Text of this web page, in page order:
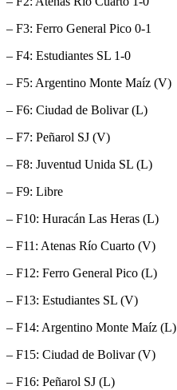
– F3: Ferro General Pico 0-1
– F4: Estudiantes SL 1-0
– F5: Argentino Monte Maíz (V)
– F6: Ciudad de Bolivar (L)
– F7: Peñarol SJ (V)
– F8: Juventud Unida SL (L)
– F9: Libre
– F10: Huracán Las Heras (L)
– F11: Atenas Río Cuarto (V)
– F12: Ferro General Pico (L)
– F13: Estudiantes SL (V)
– F14: Argentino Monte Maíz (L)
– F15: Ciudad de Bolivar (V)
– F16: Peñarol SJ (L)